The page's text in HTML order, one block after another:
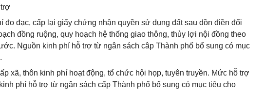
đo đạc, cấp lại giấy chứng nhận quyền sử dụng đất sau dồn điền đổi
đồng ruộng, quy hoạch hệ thống giao thông, thủy lợi nội đồng theo
Nguồn kinh phí hỗ trợ từ ngân sách câp Thành phố bổ sung có mục
xã, thôn kinh phí hoạt động, tổ chức hội họp, tuyên truyền. Mức hỗ trợ
phí hỗ trợ từ ngân sách cấp Thành phố bổ sung có mục tiêu cho